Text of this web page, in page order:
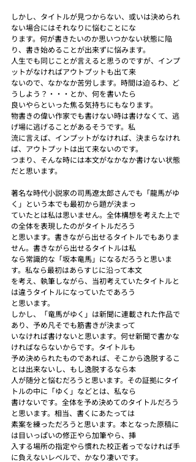
しかし、タイトルが見つからない、或いは決められ
ない場合にはそれなりに悩むことにな
ります。何が書きたいのか思いつかない状態に陥
り、書き始めることが出来ずに悩みます。
人生でも同じことが言えると思うのですが、インプ
ットがなければアウトプットも出て来
ないので、なかなか苦労します。時間は迫るわ、ど
うしよう？・・・とか、何を書いたら
良いやらといった焦る気持ちにもなります。
物書きの偉い作家でも書けない時は書けなくて、逃
げ場に逃げることがあるそうです。私
流に言えば、インプットがなければ、決まらなけれ
ば、アウトプットは出て来ないのです。
つまり、そんな時には本文がなかなか書けない状態
だと思います。
著名な時代小説家の司馬遼太郎さんでも「龍馬がゆ
く」という本でも最初から題が決まっ
ていたとは私は思いません。全体構想を考えた上で
の全体を表現したのがタイトルだろう
と思います。書きながら出せるタイトルでもありま
せん。書きながら出せるタイトルは私
なら常識的な「坂本竜馬」になるだろうと思いま
す。私なら最初はあらすじに沿って本文
を考え、執筆しながら、当初考えていたタイトルと
は違うタイトルになっていたであろう
と思います。
しかし、「竜馬がゆく」は新聞に連載された作品で
あり、予め凡そでも筋書きが決まって
いなければ書けないと思います。何せ新聞で書かな
ければならないからです。タイトルも
予め決められたものであれば、そこから逸脱するこ
とは出来ないし、もし逸脱するなら本
人が随分と悩むだろうと思います。その証拠にタイ
トルの中に「ゆく」などとは、私なら
書けないです。全体を予め決めてのタイトルだろう
と思います。相当、書くにあたっては
素案を練っただろうと思います。本となった原稿に
は目いっぱいの修正やら加筆やら、挿
入する場所の指定やら慣れた校正者っでなければ手
に負えないレベルで、かなり凄いです。